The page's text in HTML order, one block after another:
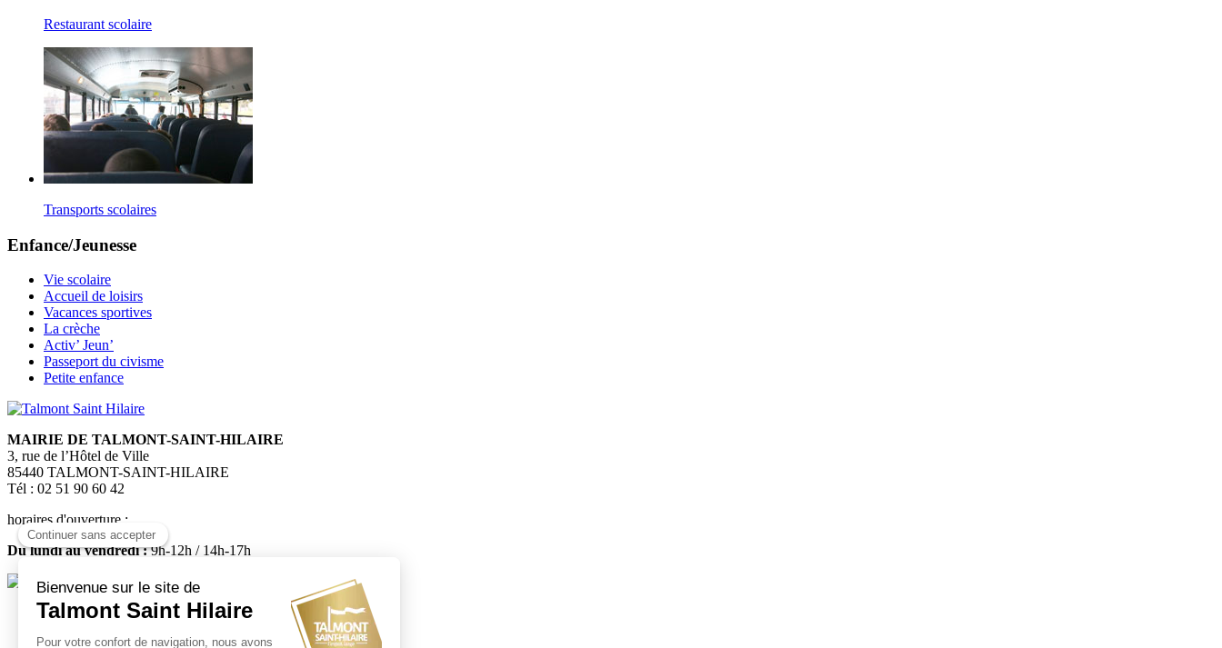
Restaurant scolaire
Transports scolaires
Enfance/Jeunesse
Vie scolaire
Accueil de loisirs
Vacances sportives
La crèche
Activ’ Jeun’
Passeport du civisme
Petite enfance
MAIRIE DE TALMONT-SAINT-HILAIRE
3, rue de l’Hôtel de Ville
85440 TALMONT-SAINT-HILAIRE
Tél : 02 51 90 60 42
horaires d'ouverture :
Du lundi au vendredi :9h-12h / 14h-17h